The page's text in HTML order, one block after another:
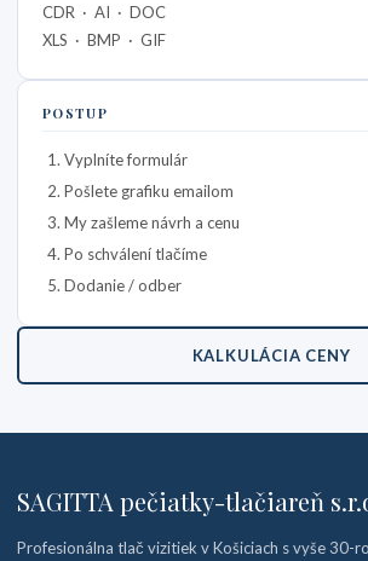
CDR · AI · DOC
XLS · BMP · GIF
POSTUP
Vyplníte formulár
Pošlete grafiku emailom
My zašleme návrh a cenu
Po schválení tlačíme
Dodanie / odber
KALKULÁCIA CENY
SAGITTA pečiatky-tlačiareň
Profesionálna tlač vizitiek v Košiciach s vyše 30-